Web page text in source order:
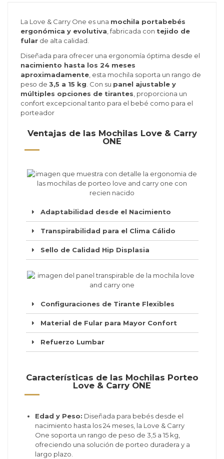
La Love & Carry One es una mochila portabebés
ergonómica y evolutiva, fabricada con tejido de
fularde alta calidad.
Diseñada para ofrecer una ergonomía óptima desde el
nacimiento hasta los 24 meses
aproximadamente, esta mochila soporta un rango de
peso de 3,5 a 15 kg . Con su panel ajustable y
múltiples opciones de tirantes , proporciona un
confort excepcional tanto para el bebé como para el
porteador
Ventajas de las Mochilas Love & Carry
ONE
Adaptabilidad desde el Nacimiento
Transpirabilidad para el Clima Cálido
Sello de Calidad Hip Displasia
Configuraciones de Tirante Flexibles
Material de Fular para Mayor Confort
Refuerzo Lumbar
Características de las Mochilas Porteo
Love & Carry ONE
Edad y Peso: Diseñada para bebés desde el
nacimiento hasta los 24 meses, la Love & Carry
One soporta un rango de peso de 3,5 a 15 kg,
ofreciendo una solución de porteo duradera y a
largo plazo.